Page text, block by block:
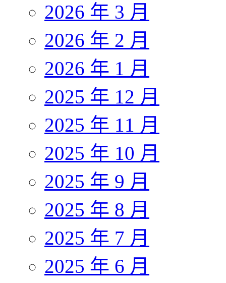
2026 年 3 月
2026 年 2 月
2026 年 1 月
2025 年 12 月
2025 年 11 月
2025 年 10 月
2025 年 9 月
2025 年 8 月
2025 年 7 月
2025 年 6 月